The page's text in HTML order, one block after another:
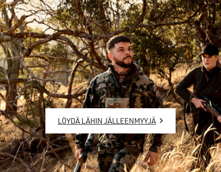
LÖYDÄ LÄHIN JÄLLEENMYYJÄ